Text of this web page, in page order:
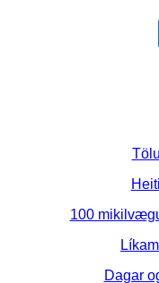
100
Dagar